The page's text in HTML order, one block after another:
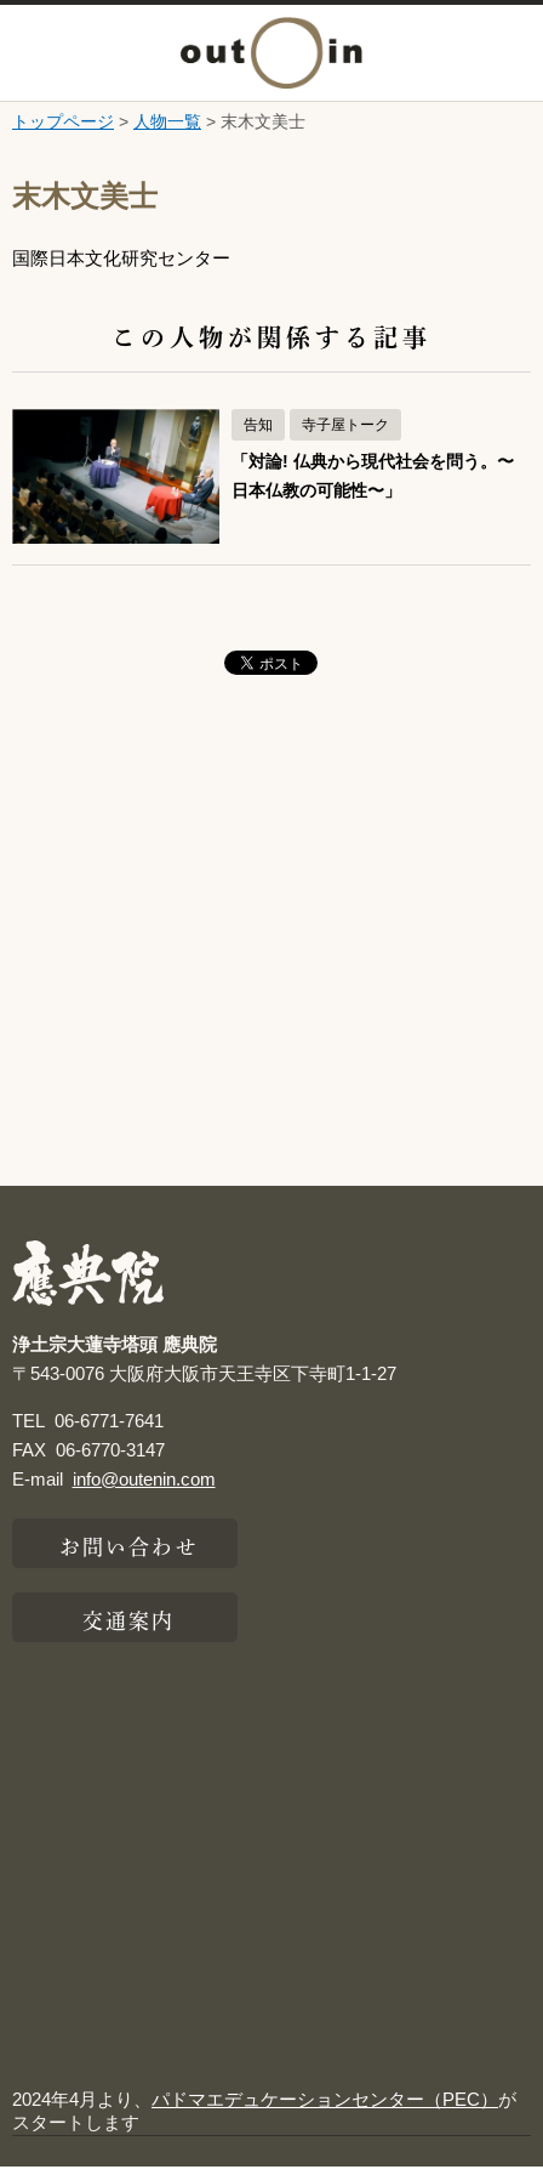
本文へ
ニ
ュ
ー
を
く
トップページ > 人物一覧 > 末木文美士
末木文美士
国際日本文化研究センター
この人物が関係する記事
告知 寺子屋トーク
「対論! 仏典から現代社会を問う。〜
日本仏教の可能性〜」
浄土宗大蓮寺塔頭 應典院
〒543-0076 大阪府大阪市天王寺区下寺町1-1-27
TEL 06-6771-7641
FAX 06-6770-3147
E-mail info@outenin.com
お問い合わせ
交通案内
2024年4月より、 パドマエデュケーションセンター（PEC） が
スタートします